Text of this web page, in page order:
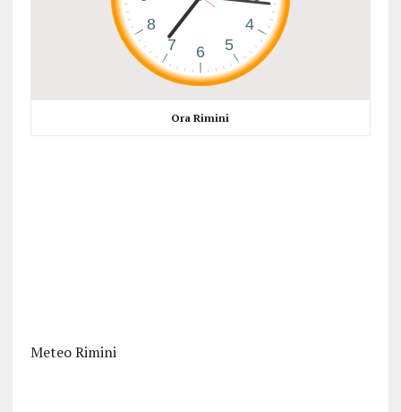
Ora Rimini
Meteo Rimini